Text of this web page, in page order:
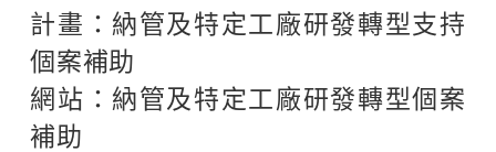
計畫： 納管及特定工廠研發轉型支持
個案補助
網站： 納管及特定工廠研發轉型個案
補助